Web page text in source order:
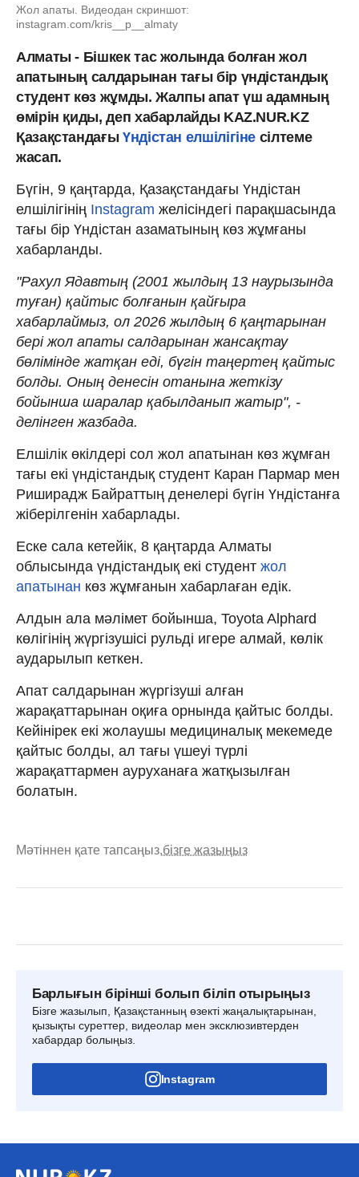
Жол апаты. Видеодан скриншот:
instagram.com/kris__p__almaty
Алматы - Бішкек тас жолында болған жол
апатының салдарынан тағы бір үндістандық
студент көз жұмды. Жалпы апат үш адамның
өмірін қиды, деп хабарлайды KAZ.NUR.KZ
Қазақстандағы Үндістан елшілігіне сілтеме
жасап.
Бүгін, 9 қаңтарда, Қазақстандағы Үндістан
елшілігінің Instagram желісіндегі парақшасында
тағы бір Үндістан азаматының көз жұмғаны
хабарланды.
"Рахул Ядавтың (2001 жылдың 13 наурызында
туған) қайтыс болғанын қайғыра
хабарлаймыз, ол 2026 жылдың 6 қаңтарынан
бері жол апаты салдарынан жансақтау
бөлімінде жатқан еді, бүгін таңертең қайтыс
болды. Оның денесін отанына жеткізу
бойынша шаралар қабылданып жатыр", -
делінген жазбада.
Елшілік өкілдері сол жол апатынан көз жұмған
тағы екі үндістандық студент Каран Пармар мен
Риширадж Байраттың денелері бүгін Үндістанға
жіберілгенін хабарлады.
Еске сала кетейік, 8 қаңтарда Алматы
облысында үндістандық екі студент жол
апатынан көз жұмғанын хабарлаған едік.
Алдын ала мәлімет бойынша, Toyota Alphard
көлігінің жүргізушісі рульді игере алмай, көлік
аударылып кеткен.
Апат салдарынан жүргізуші алған
жарақаттарынан оқиға орнында қайтыс болды.
Кейінірек екі жолаушы медициналық мекемеде
қайтыс болды, ал тағы үшеуі түрлі
жарақаттармен ауруханаға жатқызылған
болатын.
Мәтіннен қате тапсаңыз,бізге жазыңыз
Барлығын бірінші болып біліп отырыңыз
Бізге жазылып, Қазақстанның өзекті жаңалықтарынан,
қызықты суреттер, видеолар мен эксклюзивтерден
хабардар болыңыз.
Instagram